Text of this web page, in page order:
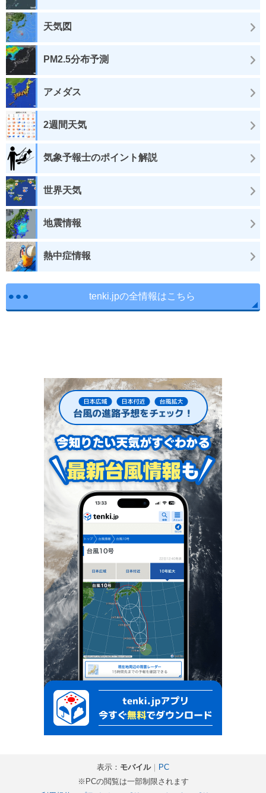
天気図
PM2.5分布予測
アメダス
2週間天気
気象予報士のポイント解説
世界天気
地震情報
熱中症情報
tenki.jpの全情報はこちら
表示： モバイル｜
PC
※PCの閲覧は一部制限されます